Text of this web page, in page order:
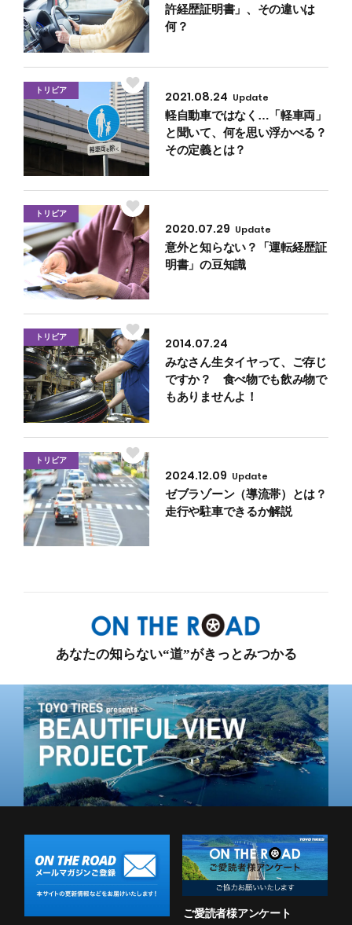
許経歴証明書」、その違いは
何？
2021.08.24 Update
軽自動車ではなく…「軽車両」
と聞いて、何を思い浮かべる？
その定義とは？
トリビア
2020.07.29 Update
意外と知らない？「運転経歴証
明書」の豆知識
トリビア
2014.07.24
みなさん生タイヤって、ご存じ
ですか？ 食べ物でも飲み物で
もありませんよ！
トリビア
2024.12.09 Update
ゼブラゾーン（導流帯）とは？
走行や駐車できるか解説
トリビア
あなたの知らない“道”がきっとみつかる
ご愛読者様アンケート